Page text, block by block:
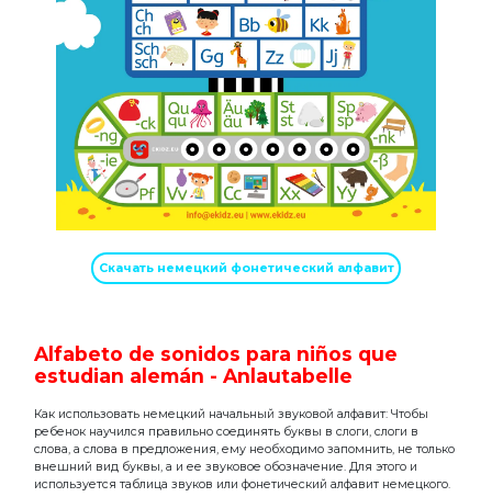
Скачать немецкий фонетический алфавит
Alfabeto de sonidos para niños que
estudian alemán - Anlautabelle
Как использовать немецкий начальный звуковой алфавит: Чтобы
ребенок научился правильно соединять буквы в слоги, слоги в
слова, а слова в предложения, ему необходимо запомнить, не только
внешний вид буквы, а и ее звуковое обозначение. Для этого и
используется таблица звуков или фонетический алфавит немецкого.